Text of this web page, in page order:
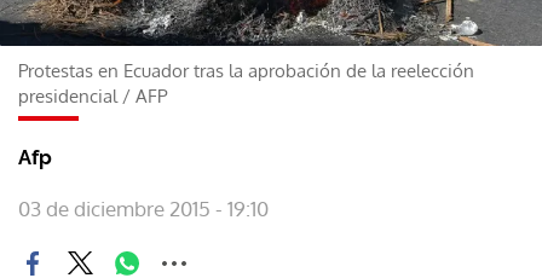
Protestas en Ecuador tras la aprobación de la reelección
presidencial / AFP
Afp
03 de diciembre 2015 - 19:10